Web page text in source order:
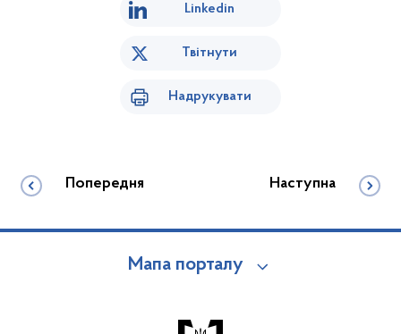
Linkedin
Твітнути
Надрукувати
Попередня Наступна
Мапа порталу